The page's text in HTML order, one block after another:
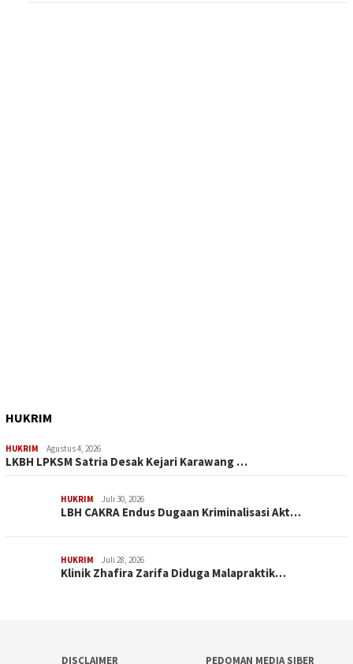
HUKRIM
HUKRIM Agustus 4, 2026
LKBH LPKSM Satria Desak Kejari Karawang …
HUKRIM Juli 30, 2026
LBH CAKRA Endus Dugaan Kriminalisasi Akt…
HUKRIM Juli 28, 2026
Klinik Zhafira Zarifa Diduga Malapraktik…
DISCLAIMER PEDOMAN MEDIA SIBER